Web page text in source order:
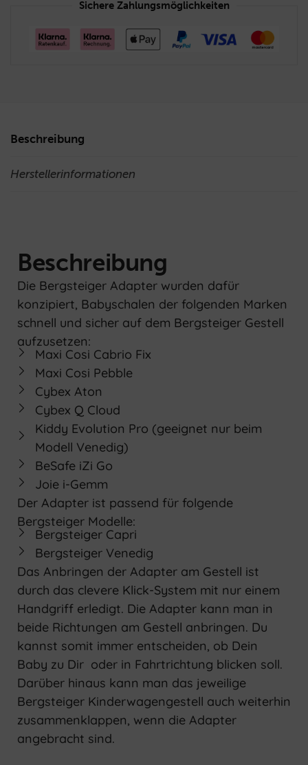
Sichere Zahlungsmöglichkeiten
Beschreibung
Herstellerinformationen
Beschreibung
Die Bergsteiger Adapter wurden dafür
konzipiert, Babyschalen der folgenden Marken
schnell und sicher auf dem Bergsteiger Gestell
aufzusetzen:
Maxi Cosi Cabrio Fix
Maxi Cosi Pebble
Cybex Aton
Cybex Q Cloud
Kiddy Evolution Pro (geeignet nur beim
Modell Venedig)
BeSafe iZi Go
Joie i-Gemm
Der Adapter ist passend für folgende
Bergsteiger Modelle:
Bergsteiger Capri
Bergsteiger Venedig
Das Anbringen der Adapter am Gestell ist
durch das clevere Klick-System mit nur einem
Handgriff erledigt. Die Adapter kann man in
beide Richtungen am Gestell anbringen. Du
kannst somit immer entscheiden, ob Dein
Baby zu Dir oder in Fahrtrichtung blicken soll.
Darüber hinaus kann man das jeweilige
Bergsteiger Kinderwagengestell auch weiterhin
zusammenklappen, wenn die Adapter
angebracht sind.